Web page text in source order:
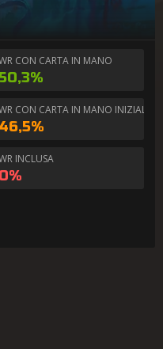
CON CARTA IN MANO
CON CARTA IN MANO INIZIALE
46,5%
INCLUSA
0%